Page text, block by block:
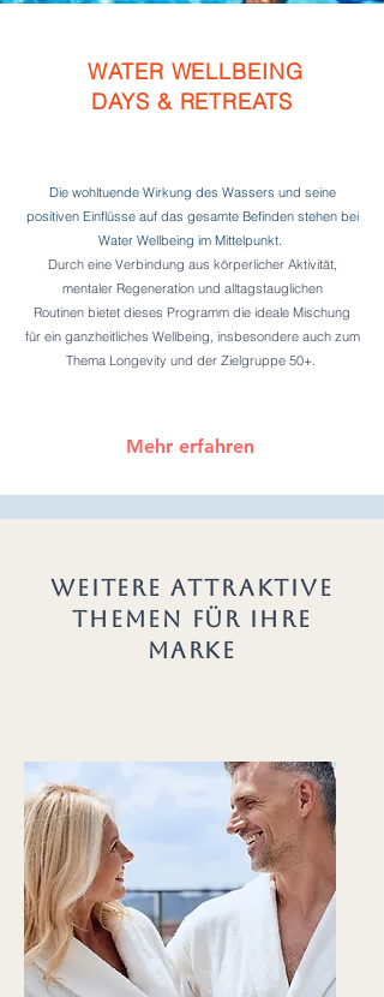
WATER WELLBEING
DAYS & RETREATS
Die wohltuende Wirkung des Wassers und seine
positiven Einflüsse auf das gesamte Befinden stehen bei
Water Wellbeing im Mittelpunkt.
Durch eine Verbindung aus körperlicher Aktivität,
mentaler Regeneration und alltagstauglichen
Routinen bietet dieses Programm die ideale Mischung
für ein ganzheitliches Wellbeing, insbesondere auch zum
Thema Longevity und der Zielgruppe 50+.
Mehr erfahren
WEITERE ATTRAKTIVE
THEMEN FÜR IHRE
MARKE